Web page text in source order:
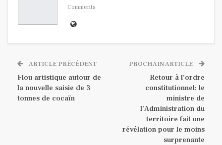
Comments
ARTICLE PRÉCÉDENT
Flou artistique autour de
la nouvelle saisie de 3
tonnes de cocaïn
PROCHAIN ARTICLE
Retour à l’ordre
constitutionnel: le
ministre de
l’Administration du
territoire fait une
révélation pour le moins
surprenante